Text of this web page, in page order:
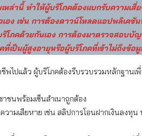
ล่านี้ ทำให้ผู้บริโภคต้องแบกรับความเสี่ย
อง เช่น การต้องดาวน์โหลดแอปพลิเคชั
ริโภคด้วยกันเอง การต้องมาตรวจสอบบั
เป็นผู้สูงอายุหรือผู้บริโภคที่เข้าไม่ถึงข้อมู
ไปแล้ว ผู้บริโภคต้องรีบรวบรวมหลักฐานเพื่
พร้อมเซ็นสำเนาถูกต้อง
เสียหาย เช่น สลิปการโอนฝากเงินลงทุน